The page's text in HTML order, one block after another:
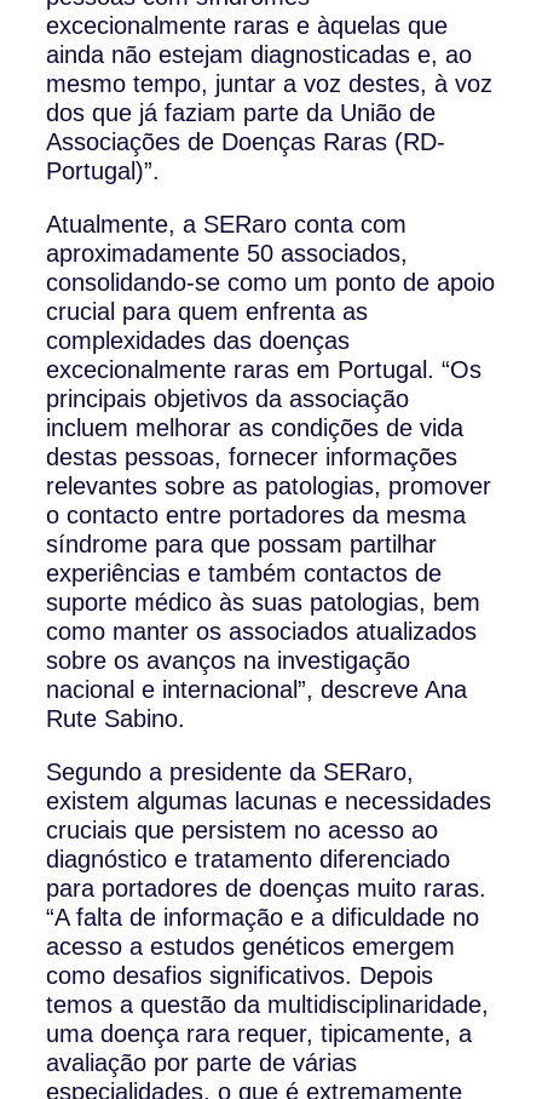
excecionalmente raras e àquelas que
ainda não estejam diagnosticadas e, ao
mesmo tempo, juntar a voz destes, à voz
dos que já faziam parte da União de
Associações de Doenças Raras (RD-
Portugal)”.
Atualmente, a SERaro conta com
aproximadamente 50 associados,
consolidando-se como um ponto de apoio
crucial para quem enfrenta as
complexidades das doenças
excecionalmente raras em Portugal. “Os
principais objetivos da associação
incluem melhorar as condições de vida
destas pessoas, fornecer informações
relevantes sobre as patologias, promover
o contacto entre portadores da mesma
síndrome para que possam partilhar
experiências e também contactos de
suporte médico às suas patologias, bem
como manter os associados atualizados
sobre os avanços na investigação
nacional e internacional”, descreve Ana
Rute Sabino.
Segundo a presidente da SERaro,
existem algumas lacunas e necessidades
cruciais que persistem no acesso ao
diagnóstico e tratamento diferenciado
para portadores de doenças muito raras.
“A falta de informação e a dificuldade no
acesso a estudos genéticos emergem
como desafios significativos. Depois
temos a questão da multidisciplinaridade,
uma doença rara requer, tipicamente, a
avaliação por parte de várias
especialidades, o que é extremamente